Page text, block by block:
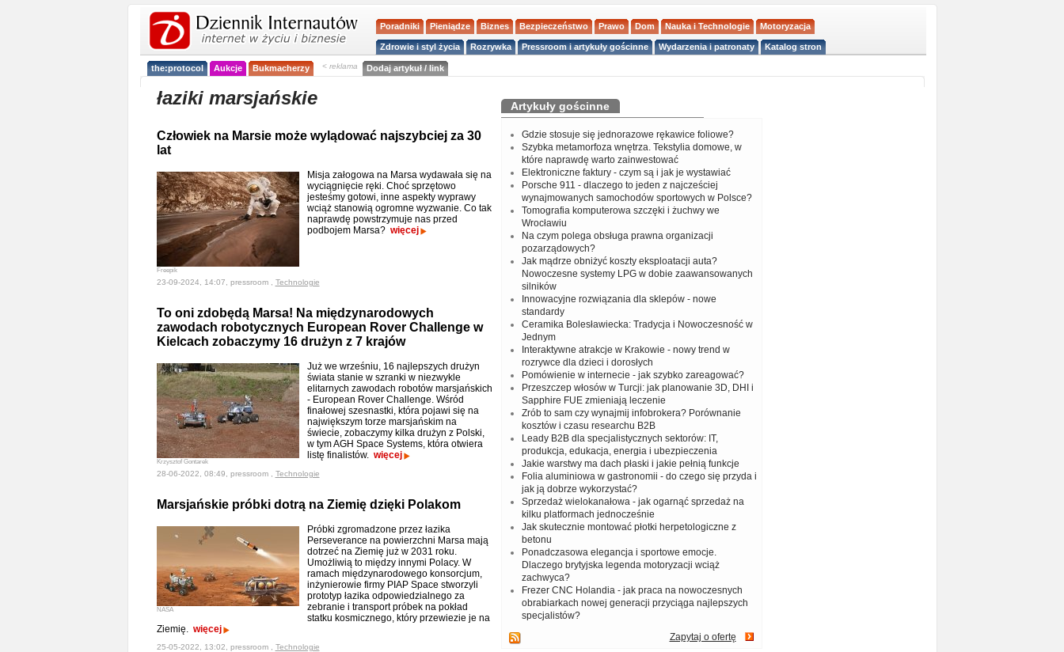
Poradniki Pieniądze Biznes Bezpieczeństwo Prawo Dom Nauka i Technologie Motoryzacja
Zdrowie i styl życia Rozrywka Pressroom i artykuły gościnne Wydarzenia i patronaty Katalog stron
the:protocol Aukcje Bukmacherzy < reklama Dodaj artykuł / link
łaziki marsjańskie
Człowiek na Marsie może wylądować najszybciej za 30
lat
Freepik
Misja załogowa na Marsa wydawała się na
wyciągnięcie ręki. Choć sprzętowo
jesteśmy gotowi, inne aspekty wyprawy
wciąż stanowią ogromne wyzwanie. Co tak
naprawdę powstrzymuje nas przed
podbojem Marsa? więcej
23-09-2024, 14:07, pressroom , Technologie
To oni zdobędą Marsa! Na międzynarodowych
zawodach robotycznych European Rover Challenge w
Kielcach zobaczymy 16 drużyn z 7 krajów
Krzysztof Gontarek
Już we wrześniu, 16 najlepszych drużyn
świata stanie w szranki w niezwykle
elitarnych zawodach robotów marsjańskich
- European Rover Challenge. Wśród
finałowej szesnastki, która pojawi się na
największym torze marsjańskim na
świecie, zobaczymy kilka drużyn z Polski,
w tym AGH Space Systems, która otwiera
listę finalistów. więcej
28-06-2022, 08:49, pressroom , Technologie
Marsjańskie próbki dotrą na Ziemię dzięki Polakom
NASA
Próbki zgromadzone przez łazika
Perseverance na powierzchni Marsa mają
dotrzeć na Ziemię już w 2031 roku.
Umożliwią to między innymi Polacy. W
ramach międzynarodowego konsorcjum,
inżynierowie firmy PIAP Space stworzyli
prototyp łazika odpowiedzialnego za
zebranie i transport próbek na pokład
statku kosmicznego, który przewiezie je na
Ziemię. więcej
25-05-2022, 13:02, pressroom , Technologie
Artykuły gościnne
Gdzie stosuje się jednorazowe rękawice foliowe?
Szybka metamorfoza wnętrza. Tekstylia domowe, w
które naprawdę warto zainwestować
Elektroniczne faktury - czym są i jak je wystawiać
Porsche 911 - dlaczego to jeden z najcześciej
wynajmowanych samochodów sportowych w Polsce?
Tomografia komputerowa szczęki i żuchwy we
Wrocławiu
Na czym polega obsługa prawna organizacji
pozarządowych?
Jak mądrze obniżyć koszty eksploatacji auta?
Nowoczesne systemy LPG w dobie zaawansowanych
silników
Innowacyjne rozwiązania dla sklepów - nowe
standardy
Ceramika Bolesławiecka: Tradycja i Nowoczesność w
Jednym
Interaktywne atrakcje w Krakowie - nowy trend w
rozrywce dla dzieci i dorosłych
Pomówienie w internecie - jak szybko zareagować?
Przeszczep włosów w Turcji: jak planowanie 3D, DHI i
Sapphire FUE zmieniają leczenie
Zrób to sam czy wynajmij infobrokera? Porównanie
kosztów i czasu researchu B2B
Leady B2B dla specjalistycznych sektorów: IT,
produkcja, edukacja, energia i ubezpieczenia
Jakie warstwy ma dach płaski i jakie pełnią funkcje
Folia aluminiowa w gastronomii - do czego się przyda i
jak ją dobrze wykorzystać?
Sprzedaż wielokanałowa - jak ogarnąć sprzedaż na
kilku platformach jednocześnie
Jak skutecznie montować płotki herpetologiczne z
betonu
Ponadczasowa elegancja i sportowe emocje.
Dlaczego brytyjska legenda motoryzacji wciąż
zachwyca?
Frezer CNC Holandia - jak praca na nowoczesnych
obrabiarkach nowej generacji przyciąga najlepszych
specjalistów?
Zapytaj o ofertę